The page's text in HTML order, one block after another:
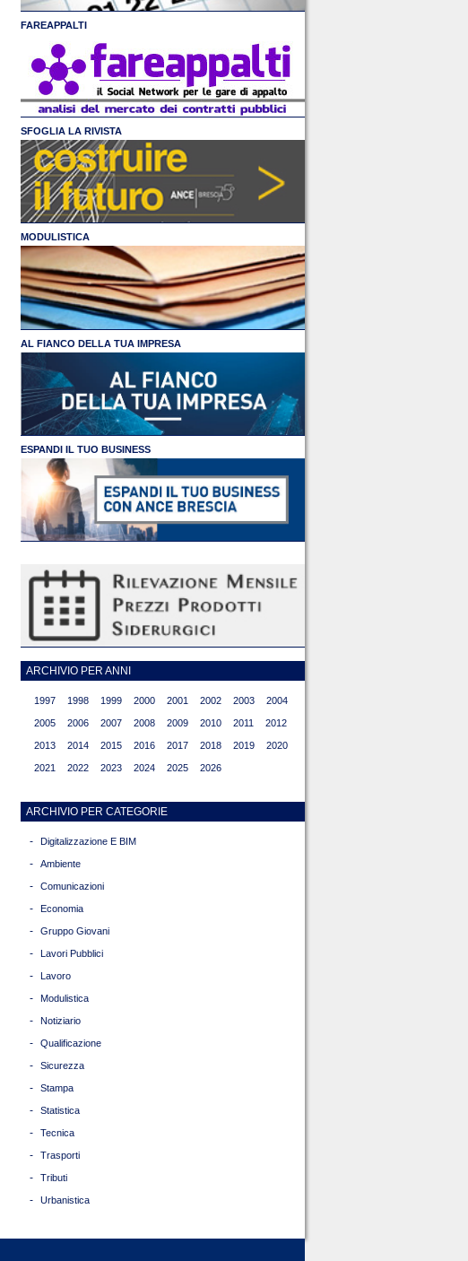
FAREAPPALTI
SFOGLIA LA RIVISTA
MODULISTICA
AL FIANCO DELLA TUA IMPRESA
ESPANDI IL TUO BUSINESS
ARCHIVIO PER ANNI
1997 1998 1999 2000 2001 2002 2003 2004
2005 2006 2007 2008 2009 2010 2011 2012
2013 2014 2015 2016 2017 2018 2019 2020
2021 2022 2023 2024 2025 2026
ARCHIVIO PER CATEGORIE
- Digitalizzazione E BIM
- Ambiente
- Comunicazioni
- Economia
- Gruppo Giovani
- Lavori Pubblici
- Lavoro
- Modulistica
- Notiziario
- Qualificazione
- Sicurezza
- Stampa
- Statistica
- Tecnica
- Trasporti
- Tributi
- Urbanistica